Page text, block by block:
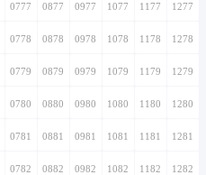
0777 0877 0977 1077 1177 1277
0778 0878 0978 1078 1178 1278
0779 0879 0979 1079 1179 1279
0780 0880 0980 1080 1180 1280
0781 0881 0981 1081 1181 1281
0782 0882 0982 1082 1182 1282